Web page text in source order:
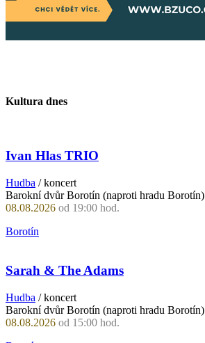
Kultura dnes
Ivan Hlas TRIO
Hudba / koncert
Barokní dvůr Borotín (naproti hradu Borotín)
08.08.2026 od 19:00 hod.
Borotín
Sarah & The Adams
Hudba / koncert
Barokní dvůr Borotín (naproti hradu Borotín)
08.08.2026 od 15:00 hod.